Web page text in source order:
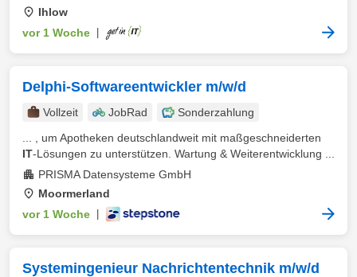
Ihlow
vor 1 Woche
Delphi-Softwareentwickler m/w/d
Vollzeit JobRad
Sonderzahlung
... , um Apotheken deutschlandweit mit maßgeschneiderten
IT-Lösungen zu unterstützen. Wartung & Weiterentwicklung ...
PRISMA Datensysteme GmbH
Moormerland
vor 1 Woche
Systemingenieur Nachrichtentechnik m/w/d